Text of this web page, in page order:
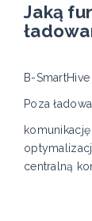
Jaką
B-
Poza
centralną